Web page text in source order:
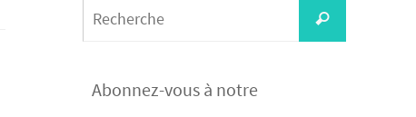
Recherche
Abonnez-vous à notre